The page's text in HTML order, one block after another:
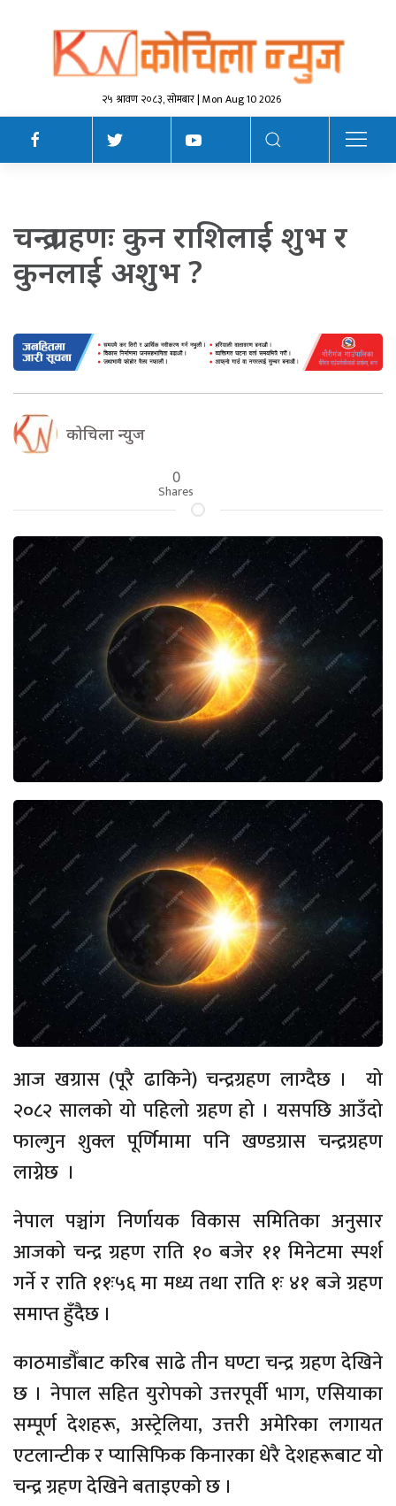
२५ श्रावण २०८३, सोमबार | Mon Aug 10 2026
चन्द्र ग्रहणः कुन राशिलाई शुभ र
कुनलाई अशुभ ?
कोचिला न्युज
0
Shares
आज खग्रास (पूरै ढाकिने) चन्द्रग्रहण लाग्दैछ । यो
२०८२ सालको यो पहिलो ग्रहण हो । यसपछि आउँदो
फाल्गुन शुक्ल पूर्णिमामा पनि खण्डग्रास चन्द्रग्रहण
लाग्नेछ ।
नेपाल पञ्चांग निर्णायक विकास समितिका अनुसार
आजको चन्द्र ग्रहण राति १० बजेर ११ मिनेटमा स्पर्श
गर्ने र राति ११ः५६ मा मध्य तथा राति १ः ४१ बजे ग्रहण
समाप्त हुँदैछ ।
काठमाडौँबाट करिब साढे तीन घण्टा चन्द्र ग्रहण देखिने
छ । नेपाल सहित युरोपको उत्तरपूर्वी भाग, एसियाका
सम्पूर्ण देशहरू, अस्ट्रेलिया, उत्तरी अमेरिका लगायत
एटलान्टीक र प्यासिफिक किनारका धेरै देशहरूबाट यो
चन्द्र ग्रहण देखिने बताइएको छ ।